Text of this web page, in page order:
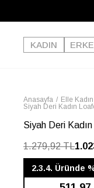
KADIN
Anasayfa Elle
Siyah Deri Kadın
Siyah Deri
1.279,92 TL
2.3.4. Üründe